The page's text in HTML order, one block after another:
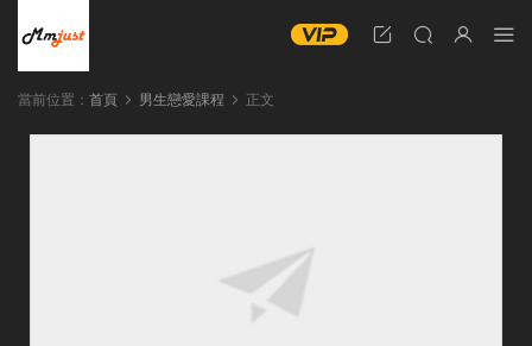
當前位置： 首頁 男生戀愛課程 正文